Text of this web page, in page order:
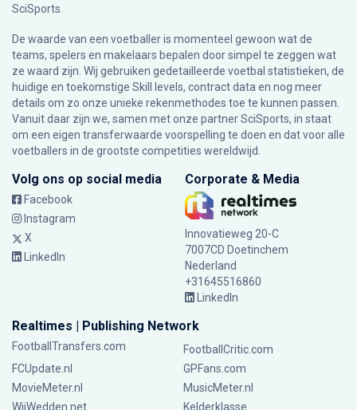
SciSports
De waarde van een voetballer is momenteel gewoon wat de
teams, spelers en makelaars bepalen door simpel te zeggen wat
ze waard zijn. Wij gebruiken gedetailleerde voetbal statistieken, de
huidige en toekomstige Skill levels, contract data en nog meer
details om zo onze unieke rekenmethodes toe te kunnen passen.
Vanuit daar zijn we, samen met onze partner SciSports, in staat
om een eigen transferwaarde voorspelling te doen en dat voor alle
voetballers in de grootste competities wereldwijd.
Volg ons op social media
Facebook
Instagram
X
LinkedIn
Corporate & Media
Innovatieweg 20-C
7007CD Doetinchem
Nederland
+31645516860
LinkedIn
Realtimes | Publishing Network
FootballTransfers.com
FootballCritic.com
FCUpdate.nl
GPFans.com
MovieMeter.nl
MusicMeter.nl
WijWedden.net
Kelderklasse